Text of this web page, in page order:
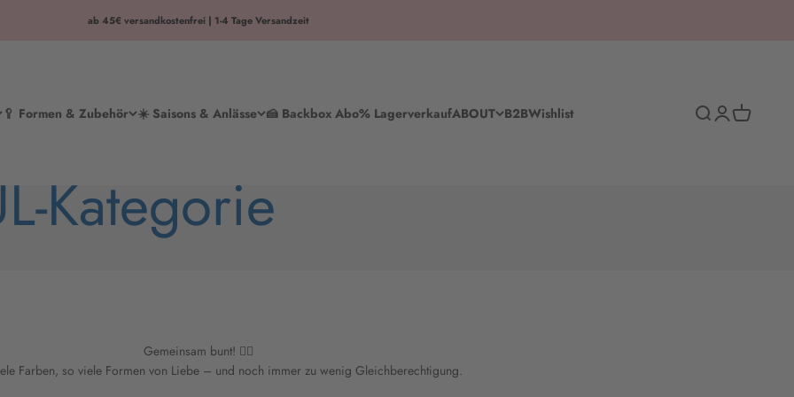
ab 45€ versandkostenfrei | 1-4 Tage Versandzeit
🥄 Formen & Zubehör ☀️ Saisons & Anlässe 🍰 Backbox Abo% LagerverkaufABOUT B2BWishlist SucheAnmelden
Warenkorb
Kategorie
Gemeinsam bunt! 🏳️‍🌈
Farben, so viele Formen von Liebe – und noch immer zu wenig Gleichberechtigung.